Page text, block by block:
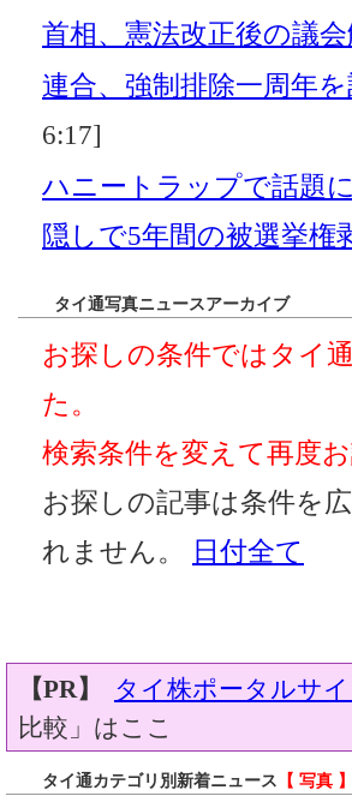
首相、憲法改正後の議
連合、強制排除一周年
6:17]
ハニートラップで話題
隠しで5年間の被選挙権
タイ通写真ニュースアーカイブ
お探しの条件ではタイ
た。
検索条件を変えて再度
お探しの記事は条件を
れません。
日付全て
【PR】 タイ株ポータルサイ
比較」はここ
タイ通カテゴリ別新着ニュース 【 写真 】